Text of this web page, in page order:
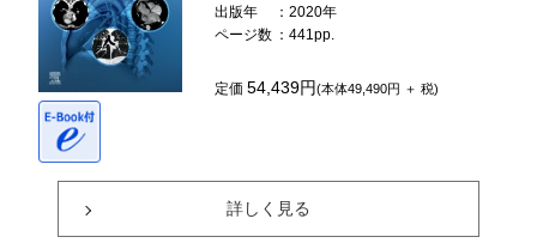
出版年
：2020年
ページ数 ：441pp.
定価54,439円(本体49,490円 ＋ 税)
詳しく見る